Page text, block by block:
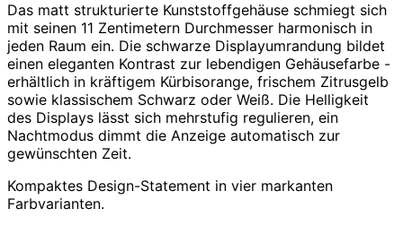
Das matt strukturierte Kunststoffgehäuse schmiegt sich
mit seinen 11 Zentimetern Durchmesser harmonisch in
jeden Raum ein. Die schwarze Displayumrandung bildet
einen eleganten Kontrast zur lebendigen Gehäusefarbe -
erhältlich in kräftigem Kürbisorange, frischem Zitrusgelb
sowie klassischem Schwarz oder Weiß. Die Helligkeit
des Displays lässt sich mehrstufig regulieren, ein
Nachtmodus dimmt die Anzeige automatisch zur
gewünschten Zeit.
Kompaktes Design-Statement in vier markanten
Farbvarianten.